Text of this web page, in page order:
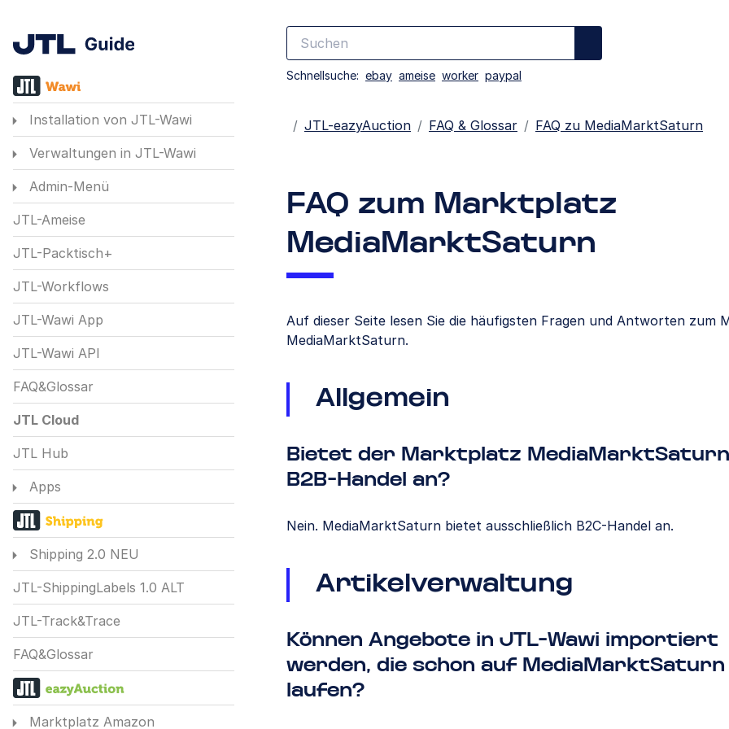
Installation von JTL-Wawi
Verwaltungen in JTL-Wawi
Admin-Menü
JTL-Ameise
JTL-Packtisch+
JTL-Workflows
JTL-Wawi App
JTL-Wawi API
FAQ&Glossar
JTL Cloud
JTL Hub
Apps
Shipping 2.0 NEU
JTL-ShippingLabels 1.0 ALT
JTL-Track&Trace
FAQ&Glossar
Marktplatz Amazon
Schnellsuche: ebay ameise worker paypal
Startseite
JTL-eazyAuction FAQ & Glossar FAQ zu MediaMarktSaturn
FAQ zum Marktplatz
MediaMarktSaturn
Auf dieser Seite lesen Sie die häufigsten Fragen und Antworten zum
MediaMarktSaturn.
Allgemein
Bietet der Marktplatz
B2B-Handel an?
Nein. MediaMarktSaturn bietet ausschließlich B2C-Handel an.
Artikelverwaltung
Können Angebote in JTL-Wawi importiert
werden, die schon auf MediaMarktSaturn
laufen?